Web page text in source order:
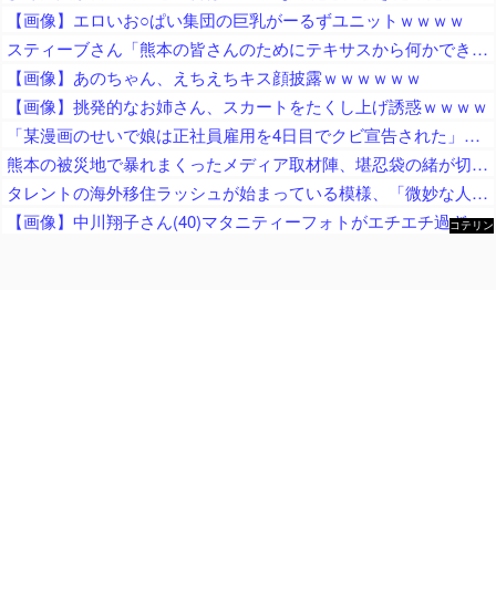
【画像】エロいお○ぱい集団の巨乳がーるずユニットｗｗｗｗ
スティーブさん「熊本の皆さんのためにテキサスから何かできないか」TX州で熊本地震復興支援イベント「多くの方々が熊本のために募金、責任を持って日本へ送金いたします」
【画像】あのちゃん、えちえちキス顔披露ｗｗｗｗｗｗ
【画像】挑発的なお姉さん、スカートをたくし上げ誘惑ｗｗｗｗ
「某漫画のせいで娘は正社員雇用を4日目でクビ宣告された」とジャーナリストがアニメ化中止を要求、まず最初に会社を訴えたら？とのツッコミが……
熊本の被災地で暴れまくったメディア取材陣、堪忍袋の緒が切れた地元住民が苦情を寄せまくった結果……
タレントの海外移住ラッシュが始まっている模様、「微妙な人ばっかで憧れない」と指摘する声も……
【画像】中川翔子さん(40)マタニティーフォトがエチエチ過ぎるｗｗｗｗｗｗｗｗ
コテリン